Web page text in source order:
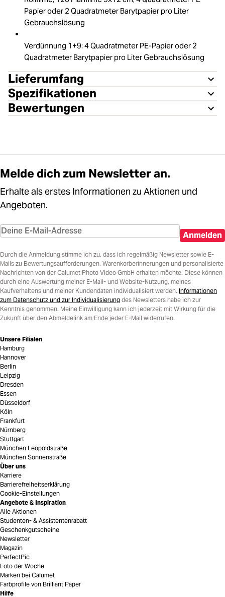
Papier oder 2 Quadratmeter Barytpapier pro Liter
Gebrauchslösung
Verdünnung 1+9: 4 Quadratmeter PE-Papier oder 2
Quadratmeter Barytpapier pro Liter Gebrauchslösung
Lieferumfang
Spezifikationen
Bewertungen
Melde dich zum Newsletter an.
Erhalte als erstes Informationen zu Aktionen und
Angeboten.
Anmelden
Durch die Anmeldung stimme ich zu, dass ich regelmäßig Newsletter sowie E-
Mails zu Bewertungsaufforderungen, Warenkorberinnerungen und personalisierte
Nachrichten von der Calumet Photo Video GmbH erhalten möchte. Diese können
durch eine Auswertung meiner E-Mail- und Website-Nutzung, meines
Kaufverhaltens und meiner Kundendaten individualisiert werden. Informationen
zum Datenschutz und zur Individualisierung des Newsletters habe ich zur
Kenntnis genommen. Meine Einwilligung kann ich jederzeit mit Wirkung für die
Zukunft über den Abmeldelink am Ende jeder E-Mail widerrufen.
Unsere Filialen
Hamburg
Hannover
Berlin
Leipzig
Dresden
Essen
Düsseldorf
Köln
Frankfurt
Nürnberg
Stuttgart
München Leopoldstraße
München Sonnenstraße
Über uns
Karriere
Barrierefreiheitserklärung
Cookie-Einstellungen
Angebote & Inspiration
Alle Aktionen
Studenten- & Assistentenrabatt
Geschenkgutscheine
Newsletter
Magazin
PerfectPic
Foto der Woche
Marken bei Calumet
Farbprofile von Brilliant Paper
Hilfe